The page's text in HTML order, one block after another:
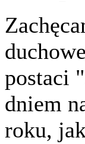
postaci
dniem
roku,